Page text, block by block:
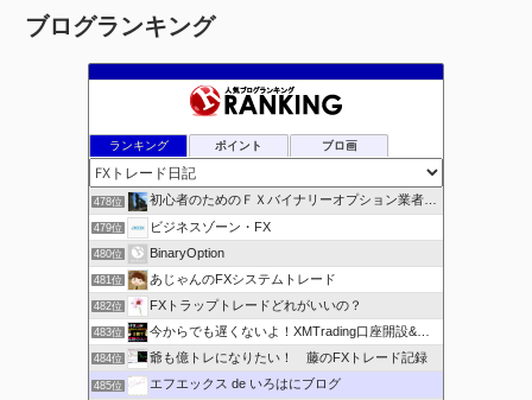
カ
ブログランキング
ランキング ポイント ブロ画
478位 初心者のためのＦＸバイナリーオプション業者比較.com
479位 ビジネスゾーン・FX
480位 BinaryOption
481位 あじゃんのFXシステムトレード
482位 FXトラップトレードどれがいいの？
483位 今からでも遅くないよ！XMTrading口座開設&攻略ブログ
484位 爺も億トレになりたい！ 藤のFXトレード記録
485位 エフエックス de いろはにブログ